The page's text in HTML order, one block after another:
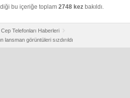
bu içeriğe toplam 2748 kez bakıldı.
Cep Telefonları Haberleri
görüntüleri sızdırıldı